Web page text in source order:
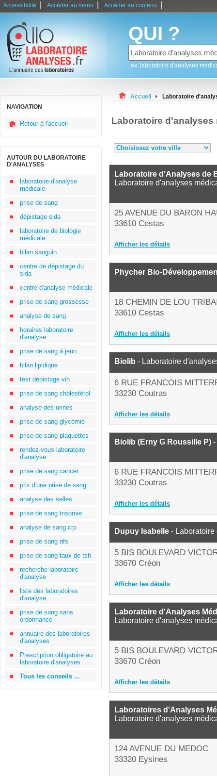
Accessibilité Accéder au menu Accéder au contenu
QUI ?
ex: laboratoire d'analyses
NAVIGATION
Retour à l'accueil
AUTOUR DU LABORATOIRE
D'ANALYSES
laboratoire d'analyse
médicale
prise de sang
dépistage sida
laboratoire de biologie
médicale
bilan sanguin
centre de dépistage du
sida
centre d'analyse médicale
prise de sang grossesse
analyse de sang
horaires laboratoire
d'analyse
prise de sang à jeun
bilan lipidique
test dépistage vih
prise de sang cholestérol
analyse des urines
prise de sang glycémie
prise de sang plaquettes
rendez-vous laboratoire
d'analyse
prise de sang cancer
prix d'une prise de sang
analyse des selles
prise de sang trisomie
analyse de sang crp
prise de sang nfs
prise de sang taux de tsh
recherche laboratoire
d'analyse
liste des laboratoires
d'analyse
prise de sang sans
ordonnance
annuaire des laboratoires
d'analyses
Prescription obligatoire au
laboratoire d'analyses
Tous les conseils ...
Accueil Laboratoire
Laboratoire d'analyses
Laboratoire d'Analyses de
Laboratoire d'analyses
25 AVENUE DU BARON
33610 Cestas
Afficher les détails
Phycher Bio-
18 CHEMIN DE LOU
33610 Cestas
Afficher les détails
Biolib - Laboratoire
6 RUE FRANCOIS
33230 Coutras
Afficher les détails
Biolib (Erny G Roussille P) -
6 RUE FRANCOIS
33230 Coutras
Afficher les détails
Dupuy Isabelle -
5 BIS BOULEVARD
33670 Créon
Afficher les détails
Laboratoire d'Analyses
Laboratoire d'analyses
5 BIS BOULEVARD
33670 Créon
Afficher les détails
Laboratoires d'Analyses
Laboratoire d'analyses
124 AVENUE DU MEDOC
33320 Eysines